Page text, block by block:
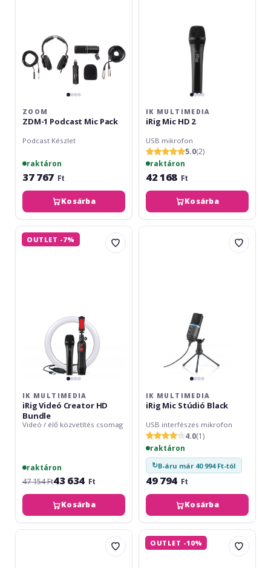
ZOOM
ZDM-1 Podcast Mic Pack
Podcast Készlet
raktáron
37 767 Ft
Kosárba
IK MULTIMEDIA
iRig Mic HD 2
USB mikrofon
5.0(2)
raktáron
42 168 Ft
Kosárba
IK
Multimedia
OUTLET -7%
IK MULTIMEDIA
iRig Videó Creator HD
Bundle
Videó / élő közvetítés csomag
raktáron
47 154 Ft43 634 Ft
Kosárba
IK
IK MULTIMEDIA
iRig Mic Stúdió Black
USB interfészes mikrofon
4.0(1)
raktáron
↻B-áru már 40 994 Ft-tól
49 794 Ft
Kosárba
Rode
Sennheiser
MKEOUTLET -10%